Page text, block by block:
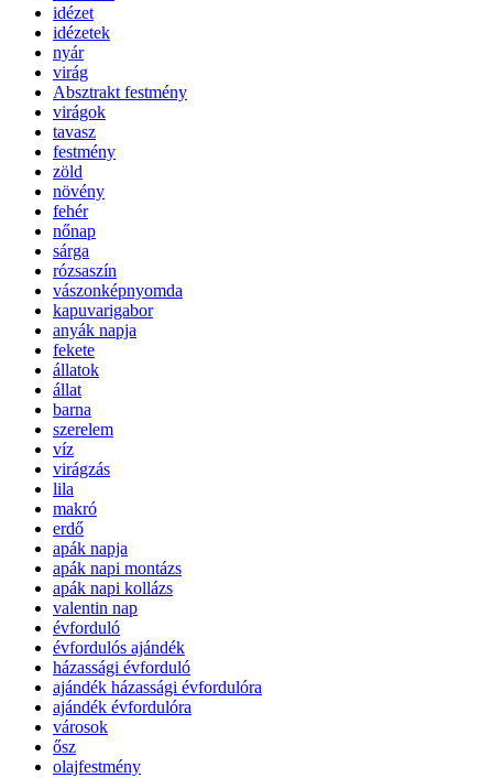
idézet
idézetek
nyár
virág
Absztrakt festmény
virágok
tavasz
festmény
zöld
növény
fehér
nőnap
sárga
rózsaszín
vászonképnyomda
kapuvarigabor
anyák napja
fekete
állatok
állat
barna
szerelem
víz
virágzás
lila
makró
erdő
apák napja
apák napi montázs
apák napi kollázs
valentin nap
évforduló
évfordulós ajándék
házassági évforduló
ajándék házassági évfordulóra
ajándék évfordulóra
városok
ősz
olajfestmény